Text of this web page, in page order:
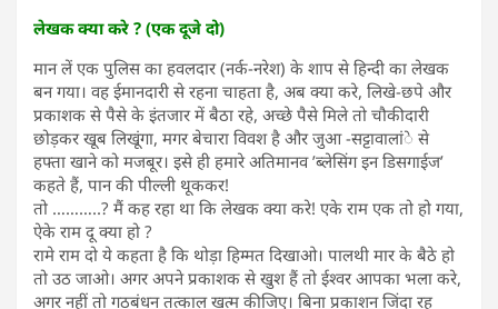
लेखक क्या करे ? (एक दूजे दो)
मान लें एक पुलिस का हवलदार (नर्क-नरेश) के शाप से हिन्दी का लेखक
बन गया। वह ईमानदारी से रहना चाहता है, अब क्या करे, लिखे-छपे और
प्रकाशक से पैसे के इंतजार में बैठा रहे, अच्छे पैसे मिले तो चौकीदारी
छोड़कर खूब लिखूंगा, मगर बेचारा विवश है और जुआ -सट्टावालांे से
हफ्ता खाने को मजबूर। इसे ही हमारे अतिमानव ’ब्लेसिंग इन डिसगाईज’
कहते हैं, पान की पील्ली थूककर!
तो ………..? मैं कह रहा था कि लेखक क्या करे! एके राम एक तो हो गया,
ऐके राम दू क्या हो ?
रामे राम दो ये कहता है कि थोड़ा हिम्मत दिखाओ। पालथी मार के बैठे हो
तो उठ जाओ। अगर अपने प्रकाशक से खुश हैं तो ईश्वर आपका भला करे,
अगर नहीं तो गठबंधन तत्काल खत्म कीजिए। बिना प्रकाशन जिंदा रह